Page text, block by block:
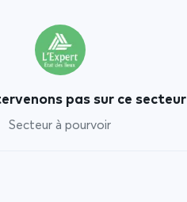
pas sur ce secteur
Secteur à pourvoir